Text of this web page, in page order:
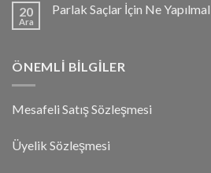
20
Ara
Parlak Saçlar İçin Ne
ÖNEMLI BILGILER
Mesafeli Satış Sözleşmesi
Üyelik Sözleşmesi